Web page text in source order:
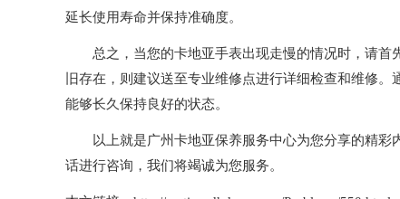
延长使用寿命并保持准确度。
总之，当您的卡地亚手表出现走慢的情况时，请首
旧存在，则建议送至专业维修点进行详细检查和维修
能够长久保持良好的状态。
以上就是广州卡地亚保养服务中心为您分享的精彩
话进行咨询，我们将竭诚为您服务。